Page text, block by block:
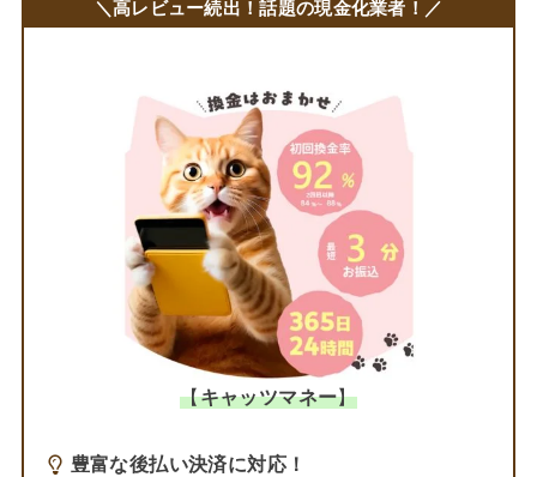
＼高レビュー続出！話題の現金化業者！ ／
【キャッツマネー】
豊富な後払い決済に対応！